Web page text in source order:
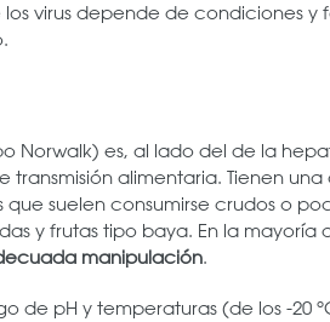
los virus depende de condiciones
Norwalk) es, al lado del de la
alimentaria. Tienen
suelen consumirse crudos o
y frutas tipo baya. En la mayoría
manipulación.
de pH y temperaturas (de los -20